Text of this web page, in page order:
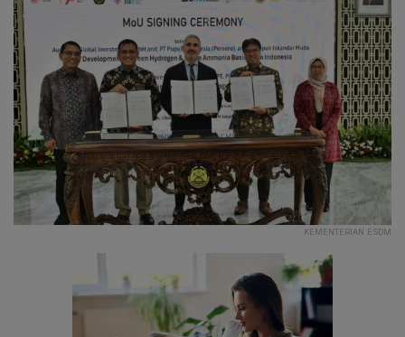
KEMENTERIAN ESDM